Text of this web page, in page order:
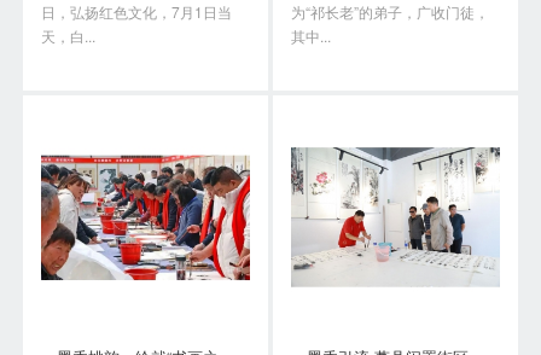
日，弘扬红色文化，7月1日当
天，白...
为“祁长老”的弟子，广收门徒，
其中...